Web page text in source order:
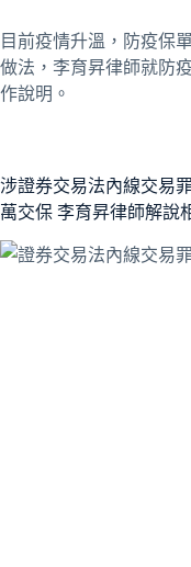
目前疫情升溫，防疫保
做法，李育昇律師就防
作說明。
涉證券交易法內線交易
萬交保 李育昇律師解說